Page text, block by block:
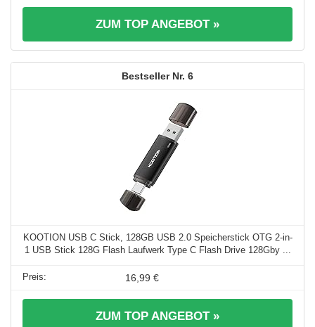
ZUM TOP ANGEBOT »
6
KOOTION USB C Stick, 128GB USB 2.0 Speicherstick OTG 2-in-
1 USB Stick 128G Flash Laufwerk Type C Flash Drive 128Gby ...
16,99 €
ZUM TOP ANGEBOT »